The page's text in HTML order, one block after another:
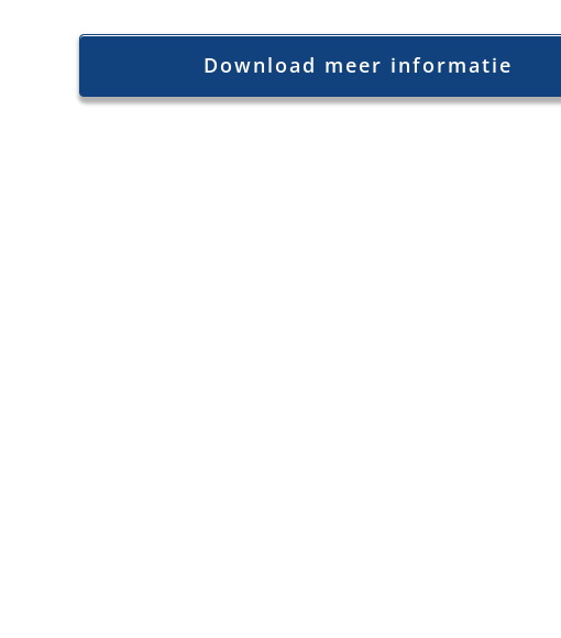
Download meer informatie